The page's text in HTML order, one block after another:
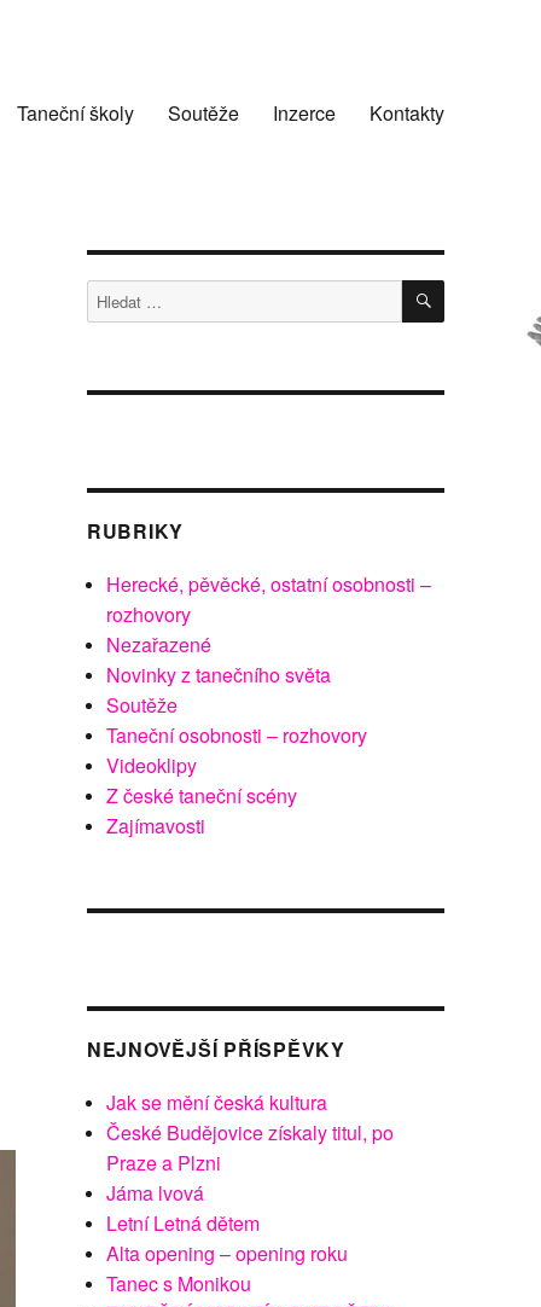
Taneční školy Soutěže Inzerce Kontakty
Hledat: HLEDÁNÍ
RUBRIKY
Herecké, pěvěcké, ostatní osobnosti –
rozhovory
Nezařazené
Novinky z tanečního světa
Soutěže
Taneční osobnosti – rozhovory
Videoklipy
Z české taneční scény
Zajímavosti
NEJNOVĚJŠÍ PŘÍSPĚVKY
Jak se mění česká kultura
České Budějovice získaly titul, po
Praze a Plzni
Jáma lvová
Letní Letná dětem
Alta opening – opening roku
Tanec s Monikou